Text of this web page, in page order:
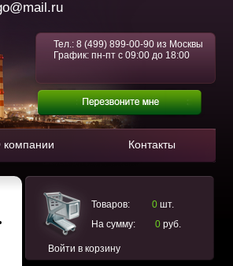
Тел.: 8 (499) 899-00-90 из Москвы
График: пн-пт с 09:00 до 18:00
Контакты
Товаров: 0 шт.
На сумму:
0 руб.
Войти в корзину